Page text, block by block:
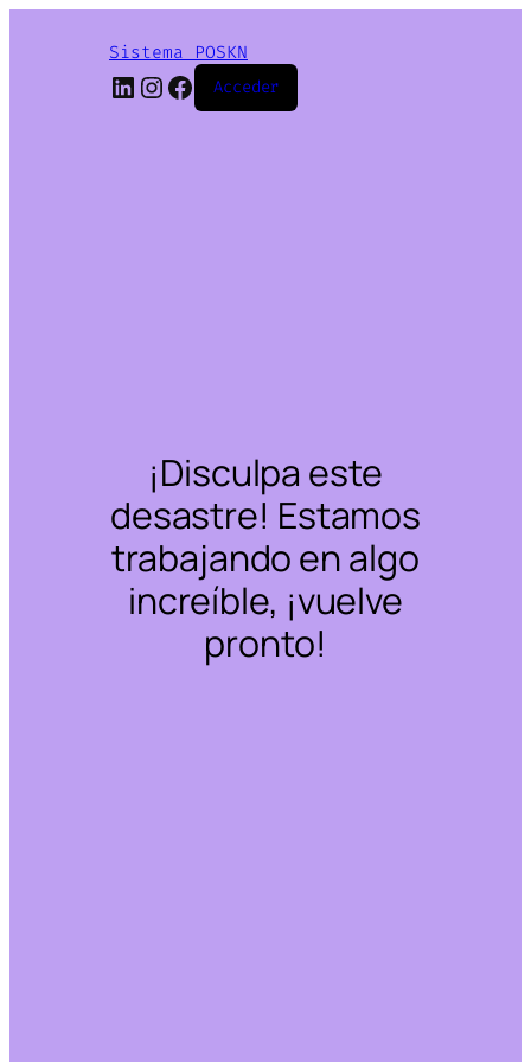
Sistema POSKN
LinkedIn
Instagram
Facebook
Acceder
¡Disculpa este
desastre! Estamos
trabajando en algo
increíble, ¡vuelve
pronto!